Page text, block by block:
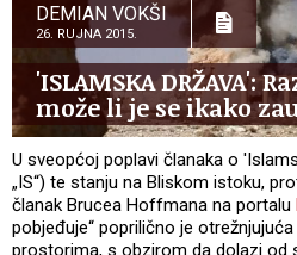
DEMIAN VOKŠI
26. RUJNA 2015.
'ISLAMSKA DRŽAVA':
može li je se ikako
U sveopćoj poplavi članaka o
„IS“) te stanju na Bliskom istoku,
članak Brucea Hoffmana na portalu
pobjeđuje“ poprilično je
prostorima, s obzirom da dolazi od